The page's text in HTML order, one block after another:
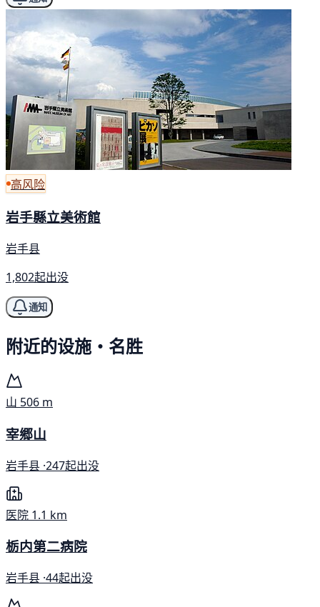
高风险
岩手縣立美術館
岩手县
1,802起出没
通知
附近的设施・名胜
山 506 m
宰郷山
岩手县 ·247起出没
医院 1.1 km
栃内第二病院
岩手县 ·44起出没